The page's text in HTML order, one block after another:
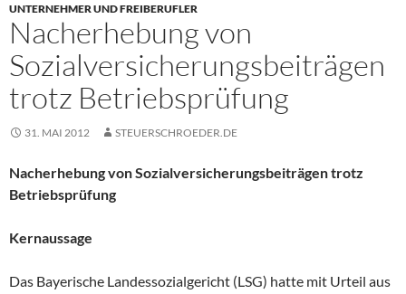
UNTERNEHMER UND FREIBERUFLER
Nacherhebung von
Sozialversicherungsbeiträgen
trotz Betriebsprüfung
31. MAI 2012 STEUERSCHROEDER.DE
Nacherhebung von Sozialversicherungsbeiträgen trotz
Betriebsprüfung
Kernaussage
Das Bayerische Landessozialgericht (LSG) hatte mit Urteil aus